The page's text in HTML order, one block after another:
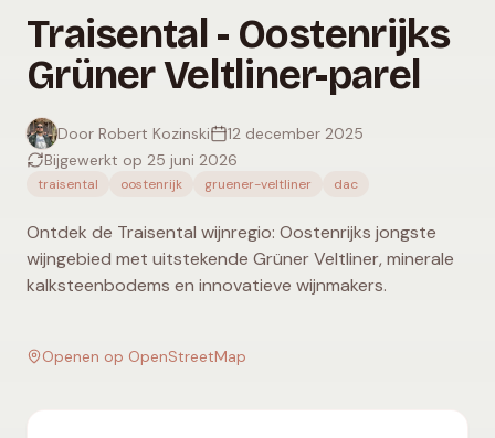
Traisental - Oostenrijks
Grüner Veltliner-parel
Door Robert Kozinski
12 december 2025
Bijgewerkt op 25 juni 2026
traisental oostenrijk gruener-veltliner dac
Ontdek de Traisental wijnregio: Oostenrijks jongste
wijngebied met uitstekende Grüner Veltliner, minerale
kalksteenbodems en innovatieve wijnmakers.
Openen op OpenStreetMap